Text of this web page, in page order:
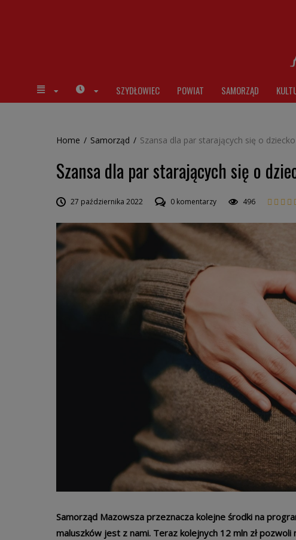
SZYDŁOWIEC POWIAT SAMORZĄD
Home / Samorząd / Szansa dla par starających się o dziecko
Szansa dla par starających się o
27 października 2022 0 komentarzy 496
Samorząd Mazowsza przeznacza kolejne środki na
maluszków jest z nami. Teraz kolejnych 12 mln zł